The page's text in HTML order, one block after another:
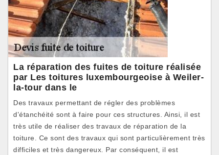
La réparation des fuites de toiture réalisée
par Les toitures luxembourgeoise à Weiler-
la-tour dans le
Des travaux permettant de régler des problèmes
d'étanchéité sont à faire pour ces structures. Ainsi, il est
très utile de réaliser des travaux de réparation de la
toiture. Ce sont des travaux qui sont particulièrement très
difficiles et très dangereux. Par conséquent, il est